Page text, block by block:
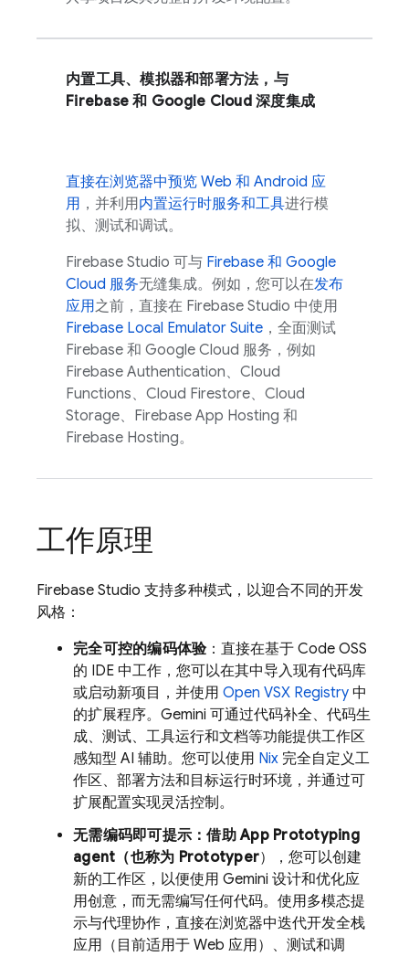
内置工具、模拟器和部署方法，与
Firebase 和 Google Cloud深度集成
直接在浏览器中预览 Web 和 Android 应
用 ，并利用内置运行时服务和工具进行模
拟、测试和调试。
Firebase Studio 可与 Firebase 和 Google
Cloud 服务无缝集成。例如，您可以在发布
应用之前，直接在 Firebase Studio 中使用
Firebase Local Emulator Suite ，全面测试
Firebase 和 Google Cloud 服务，例如
Firebase Authentication、 Cloud
Functions、 Cloud Firestore、 Cloud
Storage、 Firebase App Hosting 和
Firebase Hosting。
工作原理
Firebase Studio 支持多种模式，以迎合不同的开发
风格：
完全可控的编码体验：直接在基于 Code OSS
的 IDE 中工作，您可以在其中导入现有代码库
或启动新项目，并使用 Open VSX Registry 中
的扩展程序。 Gemini 可通过代码补全、代码生
成、测试、工具运行和文档等功能提供工作区
感知型 AI 辅助。您可以使用 Nix 完全自定义工
作区、部署方法和目标运行时环境，并通过可
扩展配置实现灵活控制。
无需编码即可提示：借助App Prototyping
agent （也称为 Prototyper），您可以创建
新的工作区，以便使用 Gemini 设计和优化应
用创意，而无需编写任何代码。使用多模态提
示与代理协作，直接在浏览器中迭代开发全栈
应用（目前适用于 Web 应用）、测试和调